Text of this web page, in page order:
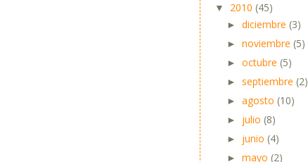
▼ 2010 (45)
► diciembre (3)
► noviembre (5)
► octubre (5)
► septiembre (2)
► agosto (10)
► julio (8)
► junio (4)
► mayo (2)